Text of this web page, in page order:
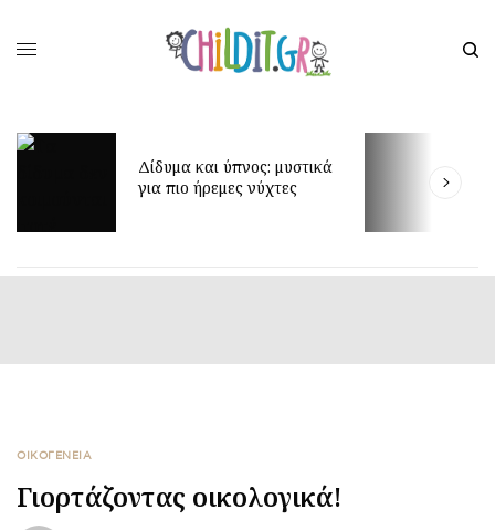
Δίδυμα και ύπνος: μυστικά
για πιο ήρεμες νύχτες
ΟΙΚΟΓΕΝΕΙΑ
Γιορτάζοντας οικολογικά!